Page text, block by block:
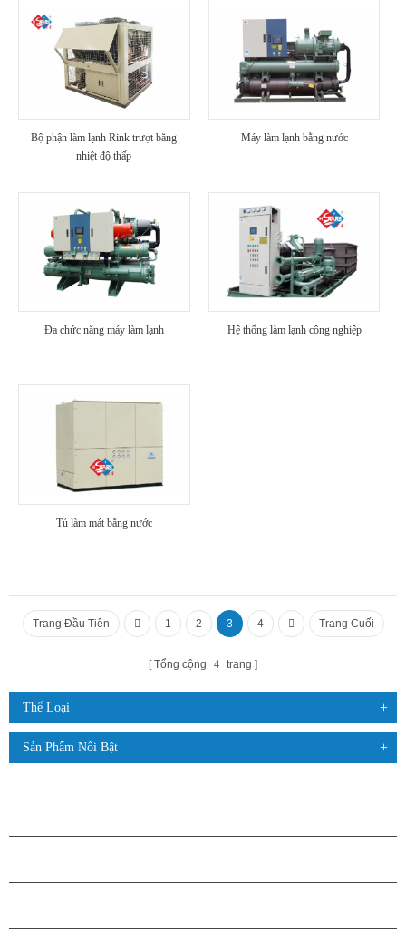
Bộ phận làm lạnh Rink trượt băng
nhiệt độ thấp
Máy làm lạnh bằng nước
Đa chức năng máy làm lạnh Hệ thống làm lạnh công nghiệp
Tủ làm mát bằng nước
Trang Đầu Tiên 1 2 3 4 Trang Cuối
Tổng cộng 4 trang
Thể Loại
Sản Phẩm Nổi Bật